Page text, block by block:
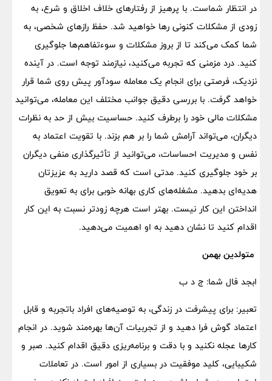
در انتظار شماست. با پرهیز از رفتارهای خلاف اخلاق و شرع، به
زودی از مشکلات کنونی رها خواهید شد. حفظ رازهای شخصی، به
شما کمک می‌کند تا از بروز مشکلات و سوءتفاهم‌ها جلوگیری
کنید. درد مزمنی که تجربه می‌کنید، نیازمند توجه است. در آینده
نزدیک، فرصتی برای انجام یک معامله سودآور پیش روی شما قرار
خواهد گرفت. با بررسی دقیق جوانب مختلف این معامله، می‌توانید
مشکلات مالی خود را برطرف کنید. حساسیت بیش از حد به نظرات
دیگران، می‌تواند آرامش شما را بر هم بزند. با تقویت اعتماد به
نفس و مدیریت احساسات، می‌توانید از تأثیرگذاری منفی دیگران
بر خود جلوگیری کنید. مدتی است که قصد دارید به عزیزتان
هدیه‌ای بدهید. مشغله‌های کاری بهانه خوبی برای به تعویق
انداختن این کار نیست. بهتر است هرچه زودتر نسبت به این کار
اقدام کنید تا نشان دهید به او اهمیت می‌دهید.
متولدین بهمن
ابجد فال شما: ج د ب
تعبیر: برای پیشرفت در زندگی، به توصیه‌های افراد باتجربه و قابل
اعتماد گوش فرا دهید و از تجربیات آن‌ها بهره‌مند شوید. در انجام
کارها عجله نکنید و با دقت و برنامه‌ریزی دقیق اقدام کنید. صبر و
شکیبایی، کلید موفقیت در بسیاری از امور است. در تعاملات